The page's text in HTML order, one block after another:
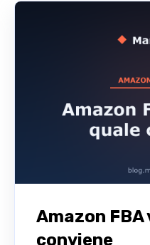
Amazon FBA
conviene